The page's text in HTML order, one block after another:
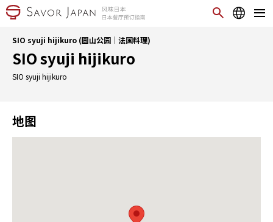
SIO syuji hijikuro (圆山公园｜法国料理)
SIO syuji hijikuro
SIO syuji hijikuro
地图